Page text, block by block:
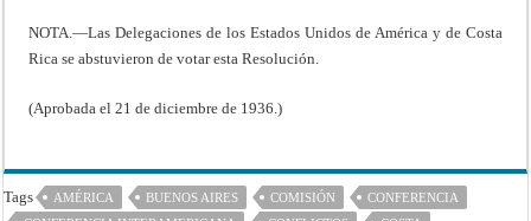
NOTA.—Las Delegaciones de los Estados Unidos de América y de Costa
Rica se abstuvieron de votar esta Resolución.
(Aprobada el 21 de diciembre de 1936.)
Tags AMÉRICA BUENOS AIRES COMISIÓN
CONFERENCIA